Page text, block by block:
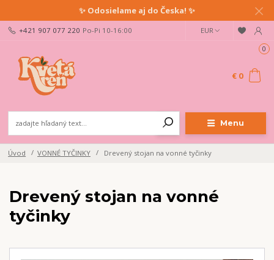
✨ Odosielame aj do Česka! ✨
Menu
EUR
+421 907 077 220 Po-Pi 10-16:00
0
€ 0
Úvod VONNÉ TYČINKY Drevený stojan na vonné tyčinky
Drevený stojan na vonné
tyčinky